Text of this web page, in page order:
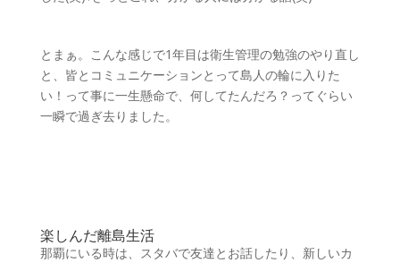
とまぁ。こんな感じで1年目は衛生管理の勉強のやり直し
と、皆とコミュニケーションとって島人の輪に入りた
い！って事に一生懸命で、何してたんだろ？ってぐらい
一瞬で過ぎ去りました。
楽しんだ離島生活
那覇にいる時は、スタバで友達とお話したり、新しいカ